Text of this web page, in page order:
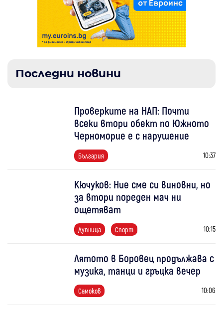
Последни новини
Проверките на НАП: Почти
всеки втори обект по Южното
Черноморие е с нарушение
България 10:37
Кючуков: Ние сме си виновни, но
за втори пореден мач ни
ощетяват
Дупница Спорт 10:15
Лятото в Боровец продължава с
музика, танци и гръцка вечер
Самоков 10:06